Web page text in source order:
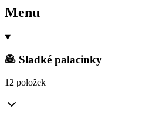
Menu
🥞 Sladké palacinky
12 položek